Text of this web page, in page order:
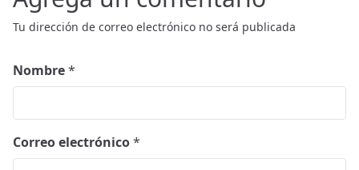
Tu dirección de correo electrónico no será publicada
Nombre*
Correo electrónico*